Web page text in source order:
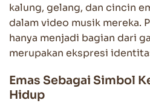
kalung, gelang, dan cincin
dalam video musik mereka.
hanya menjadi bagian dari
merupakan ekspresi
Emas Sebagai Simbol
Hidup